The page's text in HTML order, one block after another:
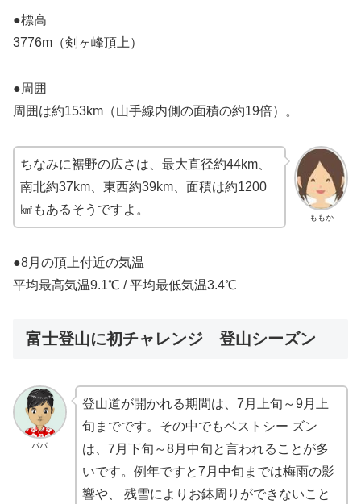
●標高
3776m（剣ヶ峰頂上）
●周囲
周囲は約153km（山手線内側の面積の約19倍）。
ももか
ちなみに裾野の広さは、最大直径約44km、
南北約37km、東西約39km、面積は約1200
㎢もあるそうですよ。
●8月の頂上付近の気温
平均最高気温9.1℃ / 平均最低気温3.4℃
富士登山に初チャレンジ 登山シーズン
パパ
登山道が開かれる期間は、7月上旬～9月上
旬までです。その中でもベストシー ズン
は、7月下旬～8月中旬と言われることが多
いです。例年ですと7月中旬までは梅雨の影
響や、 残雪によりお鉢周りができないこと